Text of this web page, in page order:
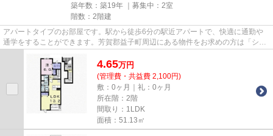
築年数：築19年 ｜募集中： 2室
階数：2階建
アパートタイプのお部屋です。駅から徒歩6分の駅近アパートで、快適に通勤や
通学をすることができます。芳賀郡益子町周辺にある物件をお求めの方は「シャ
4.65万円
(管理費・共益費 2,100円)
敷：0ヶ月｜礼：0ヶ月
所在階：2階
間取り：1LDK
面積：51.13㎡